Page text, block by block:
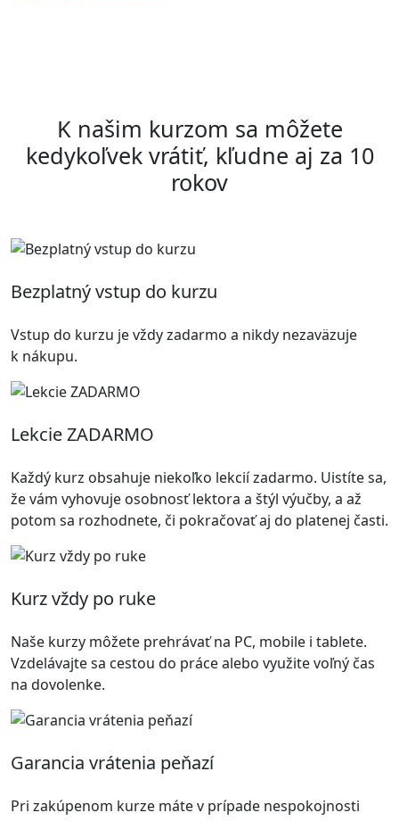
K našim kurzom sa môžete
kedykoľvek vrátiť, kľudne aj za 10
rokov
Bezplatný vstup do kurzu
Vstup do kurzu je vždy zadarmo a nikdy nezaväzuje
k nákupu.
Lekcie ZADARMO
Každý kurz obsahuje niekoľko lekcií zadarmo. Uistíte sa,
že vám vyhovuje osobnosť lektora a štýl výučby, a až
potom sa rozhodnete, či pokračovať aj do platenej časti.
Kurz vždy po ruke
Naše kurzy môžete prehrávať na PC, mobile i tablete.
Vzdelávajte sa cestou do práce alebo využite voľný čas
na dovolenke.
Garancia vrátenia peňazí
Pri zakúpenom kurze máte v prípade nespokojnosti